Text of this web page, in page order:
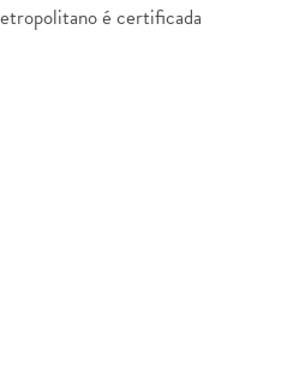
é certificada